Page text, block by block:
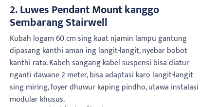
2. Luwes Pendant Mount kanggo
Sembarang Stairwell
Kubah logam 60 cm sing kuat njamin lampu gantung
dipasang kanthi aman ing langit-langit, nyebar bobot
kanthi rata. Kabeh sangang kabel suspensi bisa diatur
nganti dawane 2 meter, bisa adaptasi karo langit-langit
sing miring, foyer dhuwur kaping pindho, utawa instalasi
modular khusus.